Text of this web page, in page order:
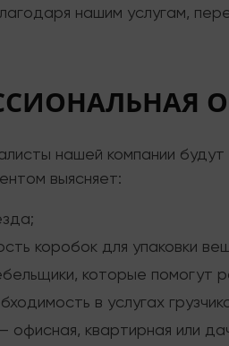
нашим услугам,
нашей компании
выясняет:
коробок для упаковки
которые помогут
в услугах
офисная, квартирная или